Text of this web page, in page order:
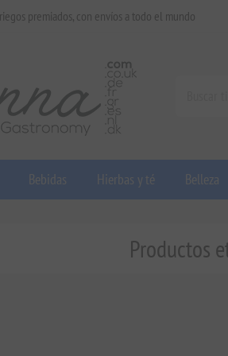
premiados, con envíos a todo el mundo
Bebidas Hierbas y té Belleza
Productos